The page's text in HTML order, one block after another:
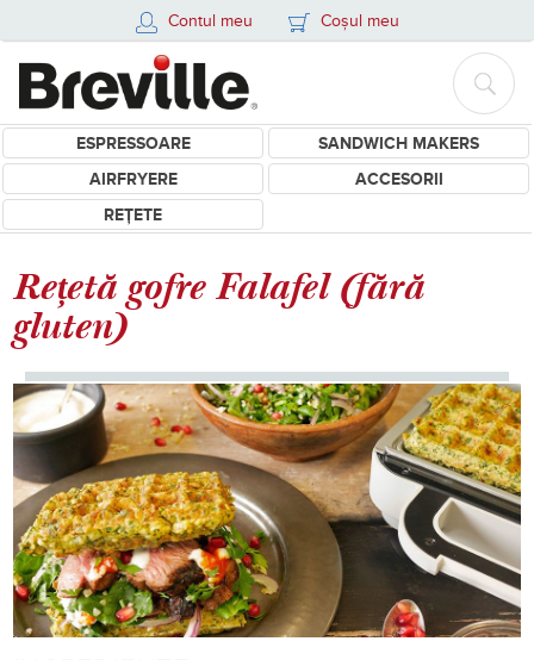
Contul meu Coșul meu
ESPRESSOARE
SANDWICH MAKERS
AIRFRYERE
ACCESORII
REȚETE
Rețetă gofre Falafel (fără
gluten)